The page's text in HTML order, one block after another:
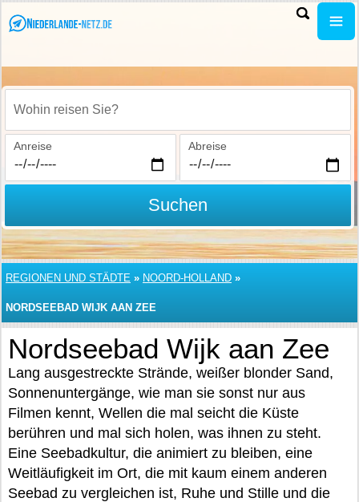
Wohin reisen Sie?
Anreise Abreise
Suchen
REGIONEN UND STÄDTE » NOORD-HOLLAND »
NORDSEEBAD WIJK AAN ZEE
Nordseebad Wijk aan Zee
Lang ausgestreckte Strände, weißer blonder Sand,
Sonnenuntergänge, wie man sie sonst nur aus
Filmen kennt, Wellen die mal seicht die Küste
berühren und mal sich holen, was ihnen zu steht.
Eine Seebadkultur, die animiert zu bleiben, eine
Weitläufigkeit im Ort, die mit kaum einem anderen
Seebad zu vergleichen ist, Ruhe und Stille und die